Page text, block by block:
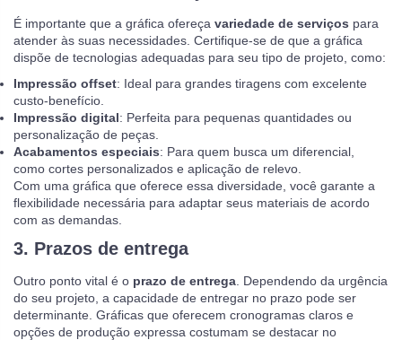
É importante que a gráfica ofereça variedade de serviços para
atender às suas necessidades. Certifique-se de que a gráfica
dispõe de tecnologias adequadas para seu tipo de projeto, como:
Impressão offset: Ideal para grandes tiragens com excelente
custo-benefício.
Impressão digital: Perfeita para pequenas quantidades ou
personalização de peças.
Acabamentos especiais: Para quem busca um diferencial,
como cortes personalizados e aplicação de relevo.
Com uma gráfica que oferece essa diversidade, você garante a
flexibilidade necessária para adaptar seus materiais de acordo
com as demandas.
3. Prazos de entrega
Outro ponto vital é o prazo de entrega . Dependendo da urgência
do seu projeto, a capacidade de entregar no prazo pode ser
determinante. Gráficas que oferecem cronogramas claros e
opções de produção expressa costumam se destacar no